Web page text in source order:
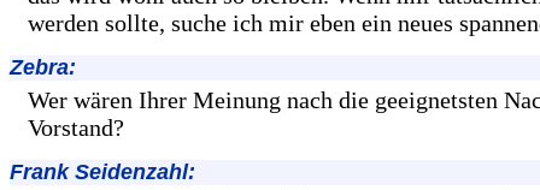
werden sollte, suche ich mir eben ein neues
Zebra:
Wer wären Ihrer Meinung nach die geeignetsten
Vorstand?
Frank Seidenzahl: